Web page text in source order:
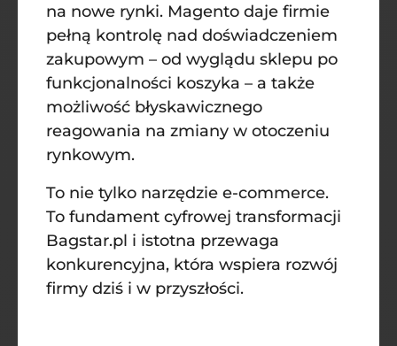
na nowe rynki. Magento daje firmie
pełną kontrolę nad doświadczeniem
zakupowym – od wyglądu sklepu po
funkcjonalności koszyka – a także
możliwość błyskawicznego
reagowania na zmiany w otoczeniu
rynkowym.
To nie tylko narzędzie e-commerce.
To fundament cyfrowej transformacji
Bagstar.pl i istotna przewaga
konkurencyjna, która wspiera rozwój
firmy dziś i w przyszłości.